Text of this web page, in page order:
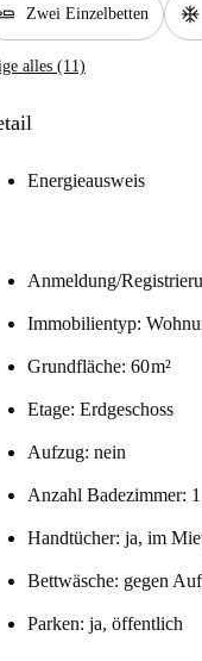
Zwei Einzelbetten ac_unit
alles (11)
Energieausweis
Anmeldung/
Immobilientyp:
Grundfläche: 60 m²
Etage: Erdgeschoss
Aufzug: nein
Anzahl Badezimmer:
Handtücher: ja, im
Bettwäsche: gegen
Parken: ja, öffentlich